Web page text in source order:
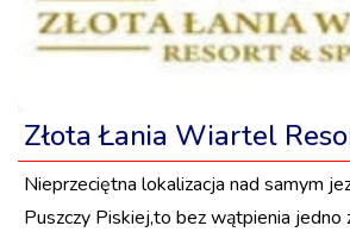
Złota Łania Wiartel
Nieprzeciętna lokalizacja nad samym
Puszczy Piskiej,to bez wątpienia jedno